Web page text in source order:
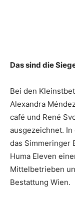
Das sind die
Bei den
Alexandra
café und René
ausgezeichnet.
das Simmeringer
Huma Eleven
Mittelbetrieben
Bestattung Wien.